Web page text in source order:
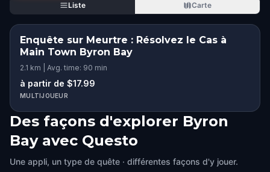
Liste
Carte
Enquête sur Meurtre : Résolvez le Cas à
Main Town Byron Bay
2.1 km | Avg. time: 90 min
à partir de $17.99
MULTIJOUEUR
Des façons d'explorer Byron
Bay avec Questo
Une appli, un type de quête · différentes façons d'y jouer.